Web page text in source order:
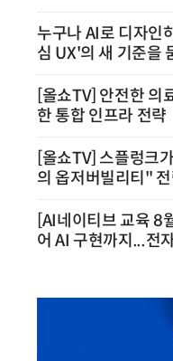
누구나 AI로 디자
심 UX'의 새 기준을
[올쇼TV] 안전한 의
한 통합 인프라 전략
[올쇼TV] 스플렁크
의 옵저버빌리티"
[AI네이티브 교육 8
어 AI 구현까지...전